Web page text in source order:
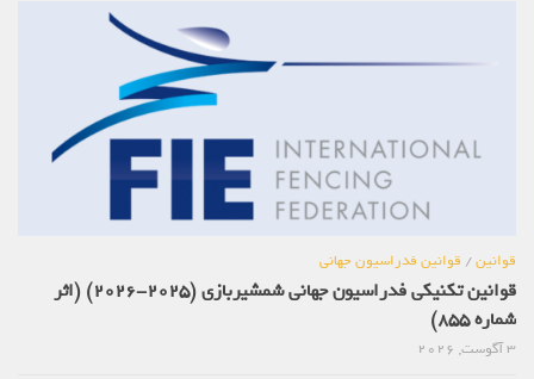
قوانین/قوانین فدراسیون جهانی
قوانین تکنیکی فدراسیون جهانی شمشیربازی (2025-2026) (اثر
شماره 855)